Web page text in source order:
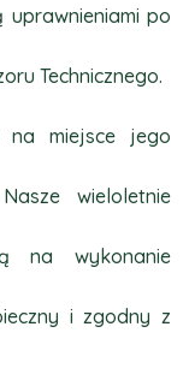
po
Technicznego.
na miejsce jego
wieloletnie
na wykonanie
i zgodny z